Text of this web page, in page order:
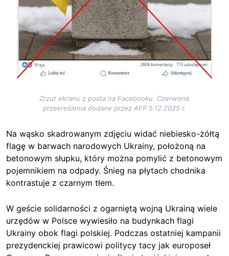
Zrzut ekranu z posta na Facebooku. Czerwone
przekreślenia dodane przez AFP 5.12.2025 r.
Na wąsko skadrowanym zdjęciu widać niebiesko-żółtą
flagę w barwach narodowych Ukrainy, położoną na
betonowym słupku, który można pomylić z betonowym
pojemnikiem na odpady. Śnieg na płytach chodnika
kontrastuje z czarnym tłem.
W geście solidarności z ogarniętą wojną Ukrainą wiele
urzędów w Polsce wywiesiło na budynkach flagi
Ukrainy obok flagi polskiej. Podczas ostatniej kampanii
prezydenckiej prawicowi politycy tacy jak europoseł